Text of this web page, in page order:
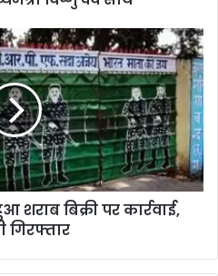
बिक्री पर कार्रवाई,
गिरफ्तार